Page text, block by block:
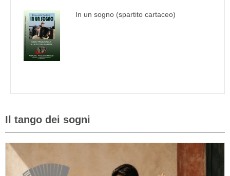
In un sogno (spartito cartaceo)
Il tango dei sogni